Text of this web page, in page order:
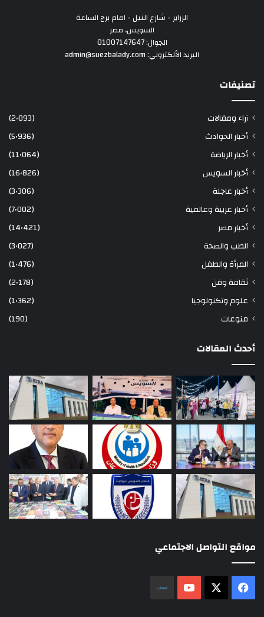
الزراير - شارع النيل - امام برج الساعة
السويس، مصر
الجوال: 01007147647
البريد الألكتروني: admin@suezbalady.com
تصنيفات
آراء ومقالات
(2٬093)
أخبار الحوادث
(5٬936)
أخبار الرياضة
(11٬064)
أخبار السويس
(16٬826)
أخبار عاجلة
(3٬306)
أخبار عربية وعالمية
(7٬002)
أخبار مصر
(14٬421)
الطب والصحة
(3٬027)
المرأة والطفل
(1٬476)
ثقافة وفن
(2٬178)
علوم وتكنولوجيا
(1٬362)
منوعات
(190)
أحدث المقالات
مواقع التواصل الاجتماعي
فيسبوك ‫YouTube